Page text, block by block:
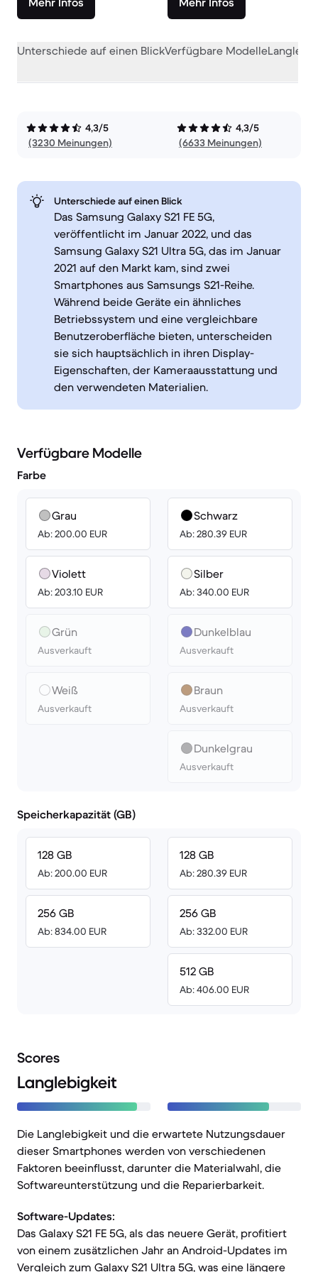
Unterschiede auf einen BlickVerfügbare Modelle
4,3/5
(3230 Meinungen)
4,3/5
(6633 Meinungen)
Unterschiede auf einen Blick
Das Samsung Galaxy S21 FE 5G,
veröffentlicht im Januar 2022, und das
Samsung Galaxy S21 Ultra 5G, das im Januar
2021 auf den Markt kam, sind zwei
Smartphones aus Samsungs S21-Reihe.
Während beide Geräte ein ähnliches
Betriebssystem und eine vergleichbare
Benutzeroberfläche bieten, unterscheiden
sie sich hauptsächlich in ihren Display-
Eigenschaften, der Kameraausstattung und
den verwendeten Materialien.
Verfügbare Modelle
Farbe
Grau
Ab: 200.00 EUR
Violett
Ab: 203.10 EUR
Grün
Ausverkauft
Weiß
Ausverkauft
Schwarz
Ab: 280.39 EUR
Silber
Ab: 340.00 EUR
Dunkelblau
Ausverkauft
Braun
Ausverkauft
Dunkelgrau
Ausverkauft
Speicherkapazität (GB)
128 GB
Ab: 200.00 EUR
256 GB
Ab: 834.00 EUR
128 GB
Ab: 280.39 EUR
256 GB
Ab: 332.00 EUR
512 GB
Ab: 406.00 EUR
Scores
Langlebigkeit
Die Langlebigkeit und die erwartete Nutzungsdauer
dieser Smartphones werden von verschiedenen
Faktoren beeinflusst, darunter die Materialwahl, die
Softwareunterstützung und die Reparierbarkeit.
Software-Updates:
Das Galaxy S21 FE 5G, als das neuere Gerät, profitiert
von einem zusätzlichen Jahr an Android-Updates im
Vergleich zum Galaxy S21 Ultra 5G, was eine längere